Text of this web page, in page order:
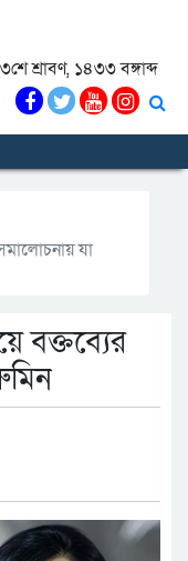
শ্রাবণ, ১৪৩৩ বঙ্গাব্দ
যা
বক্তব্যের